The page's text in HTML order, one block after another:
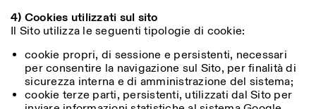
4) Cookies utilizzati sul sito
Il Sito utilizza le seguenti tipologie di cookie:
cookie propri, di sessione e persistenti, necessari
per consentire la navigazione sul Sito, per finalità di
sicurezza interna e di amministrazione del sistema;
cookie terze parti, persistenti, utilizzati dal Sito per